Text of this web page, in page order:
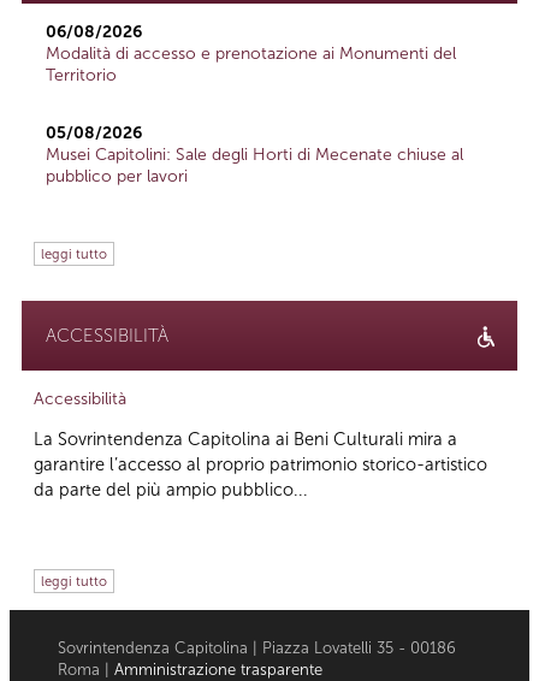
06/08/2026
Modalità di accesso e prenotazione ai Monumenti del
Territorio
05/08/2026
Musei Capitolini: Sale degli Horti di Mecenate chiuse al
pubblico per lavori
leggi tutto
ACCESSIBILITÀ
Accessibilità
La Sovrintendenza Capitolina ai Beni Culturali mira a
garantire l’accesso al proprio patrimonio storico-artistico
da parte del più ampio pubblico...
leggi tutto
Sovrintendenza Capitolina | Piazza Lovatelli 35 - 00186
Roma | Amministrazione trasparente